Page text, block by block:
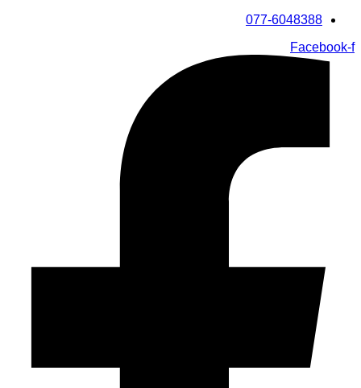
077-6048388
Facebook-f